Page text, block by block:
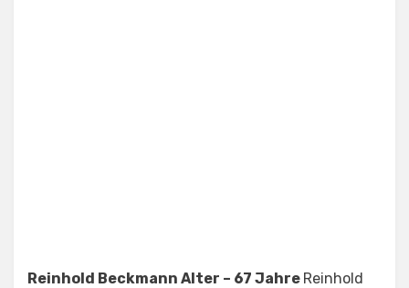
Reinhold Beckmann Alter – 67 Jahre Reinhold